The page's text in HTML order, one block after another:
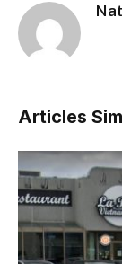
Articles